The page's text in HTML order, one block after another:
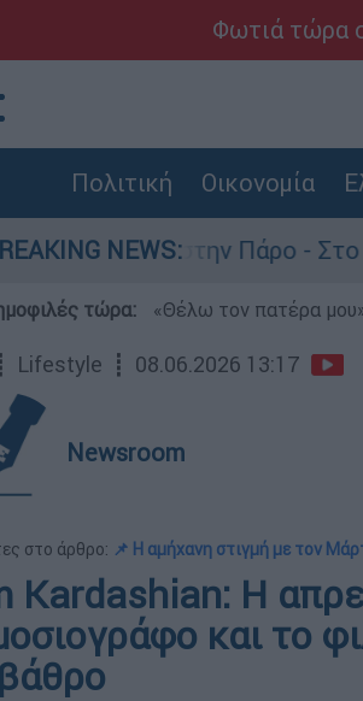
Φωτιά τώρα
Πολιτική Οικονομία
NEWS:
στην Πάρο - Στο
τώρα: «Θέλω τον πατέρα
┋ Lifestyle ┋ 08.06.2026 13:17
Newsroom
στο άρθρο: 📌 Η αμήχανη στιγμή με τον
Kardashian: Η
και το